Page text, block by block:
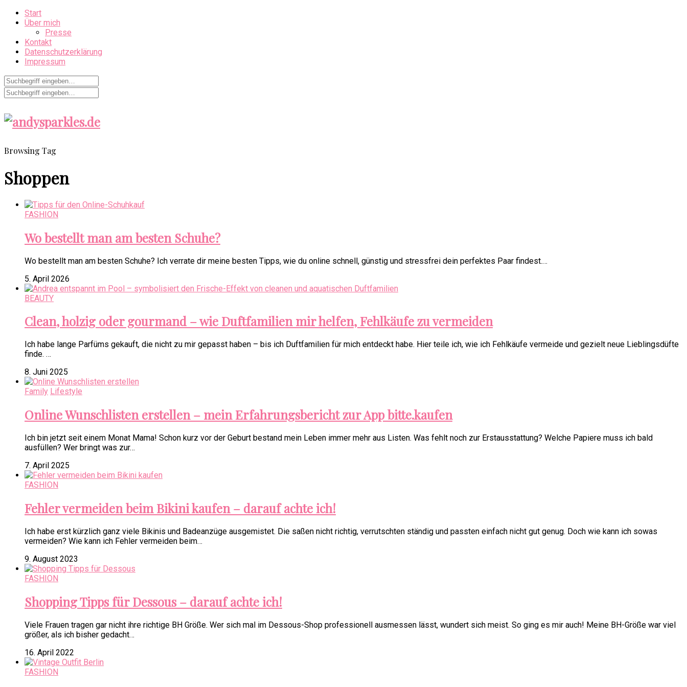
Start
Über mich
Presse
Kontakt
Datenschutzerklärung
Impressum
Browsing Tag
Shoppen
FASHION
Wo bestellt man am besten Schuhe?
Wo bestellt man am besten Schuhe? Ich verrate dir meine besten Tipps, wie du online schnell, günstig und stressfrei dein perfektes Paar findest.…
5. April 2026
BEAUTY
Clean, holzig oder gourmand – wie Duftfamilien mir helfen, Fehlkäufe zu vermeiden
Ich habe lange Parfüms gekauft, die nicht zu mir gepasst haben – bis ich Duftfamilien für mich entdeckt habe. Hier teile ich, wie ich Fehlkäufe vermeide und gezielt neue Lieblingsdüfte
finde. …
8. Juni 2025
Family Lifestyle
Online Wunschlisten erstellen – mein Erfahrungsbericht zur App bitte.kaufen
Ich bin jetzt seit einem Monat Mama! Schon kurz vor der Geburt bestand mein Leben immer mehr aus Listen. Was fehlt noch zur Erstausstattung? Welche Papiere muss ich bald
ausfüllen? Wer bringt was zur…
7. April 2025
FASHION
Fehler vermeiden beim Bikini kaufen – darauf achte ich!
Ich habe erst kürzlich ganz viele Bikinis und Badeanzüge ausgemistet. Die saßen nicht richtig, verrutschten ständig und passten einfach nicht gut genug. Doch wie kann ich sowas
vermeiden? Wie kann ich Fehler vermeiden beim…
9. August 2023
FASHION
Shopping Tipps für Dessous – darauf achte ich!
Viele Frauen tragen gar nicht ihre richtige BH Größe. Wer sich mal im Dessous-Shop professionell ausmessen lässt, wundert sich meist. So ging es mir auch! Meine BH-Größe war viel
größer, als ich bisher gedacht…
16. April 2022
FASHION